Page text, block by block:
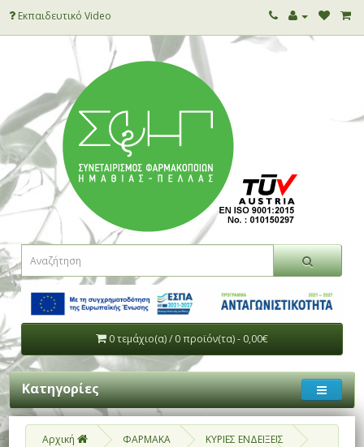
Εκπαιδευτικό Video
0 τεμάχιο(α) / 0 προϊόν(τα) - 0,00€
Κατηγορίες
Αρχική ΦΑΡΜΑΚΑ
ΚΥΡΙΕΣ ΕΝΔΕΙΞΕΙΣ